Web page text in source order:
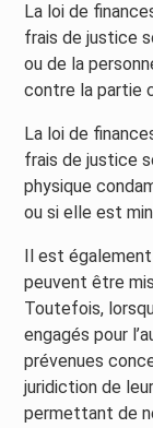
La loi de
frais de justice
ou de la
contre la partie
La loi de
frais de justice
physique
ou si elle est
Il est
peuvent être
Toutefois,
engagés pour
prévenues
juridiction de
permettant de